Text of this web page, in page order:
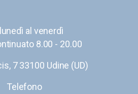
al venerdì
8.00 - 20.00
7 33100 Udine (UD)
Telefono